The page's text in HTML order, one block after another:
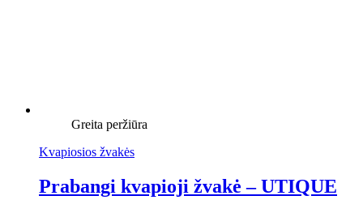
Greita peržiūra
Kvapiosios žvakės
Prabangi kvapioji žvakė – UTIQUE